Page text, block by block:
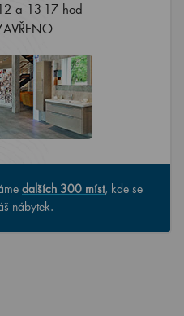
a 13-17 hod
dalších 300 míst, kde se
nábytek.